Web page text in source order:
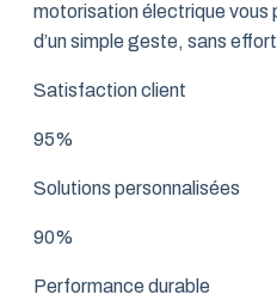
motorisation électrique vous
d’un simple geste, sans
Satisfaction client
95%
Solutions personnalisées
90%
Performance durable